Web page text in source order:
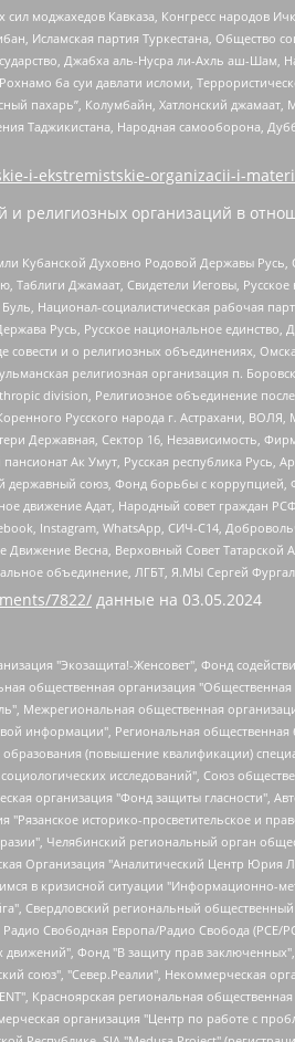
моджахедов Кавказа, Конгресс народов
Исламская партия Туркестана,
Джабха аль-Нусра ли-Ахль аш-
ба суи давлати исломи,
пахарь”, Колумбайн, Хатлонский
Таджикистана, Народная самооборона,
i-ekstremistskie-organizacii-i-
религиозных организаций в
Кубанской Духовно Родовой Державы
Таблиги Джамаат, Свидетели Иеговы,
Национал-социалистическая рабочая
Русь, Русское национальное
и о религиозных объединениях,
религиозная организация п.
division, Религиозное объединение
Русского народа г. Астрахани, ВОЛЯ,
Державная, Сектор 16, Независимость,
Ак Умут, Русская республика
союз, Фонд борьбы с
движение Адат, Народный совет граждан
Instagram, WhatsApp, СИЧ-С14,
Весна, Верховный Совет
объединение, ЛГБТ, Я.МЫ Сергей Фургал
7822/ данные на 03.05.2024
устойчивому развитию "Серебряная тайга", Свердловский региональный общественный фонд социальных проектов "Новое время", "Idel.Реалии", Кавказ.Реалии, Крым.Реалии, Телеканал Настоящее Время, Татаро-башкирская служба Радио Свобода (Azatliq Radiosi), Радио Свободная Европа/Радио Свобода (PCE/PC), "Сибирь.Реалии", "Фактограф", Благотворительный фонд помощи осужденным и их семьям, Автономная некоммерческая организация "Институт глобализации и социальных движений", Фонд "В защиту прав заключенных", Частное учреждение "Центр поддержки и содействия развитию средств массовой информации", Пензенский региональный общественный благотворительный фонд "Гражданский союз", "Север.Реалии", Некоммерческая организация Фонд "Правовая инициатива", Общество с ограниченной ответственностью "Радио Свободная Европа/Радио Свобода", Чешское информационное агентство "MEDIUM-ORIENT", Красноярская региональная общественная организация "Мы против СПИДа", Камалягин Денис Николаевич, Маркелов Сергей Евгеньевич, Пономарев Лев Александрович, Савицкая Людмила Алексеевна, Автономная некоммерческая организация "Центр по работе с проблемой насилия "НАСИЛИЮ.НЕТ", Межрегиональный профессиональный союз работников здравоохранения "Альянс врачей", Юридическое лицо, зарегистрированное в Латвийской Республике, SIA "Medusa Project" (регистрационный номер 40103797863, дата регистрации 10.06.2014), Некоммерческая организация "Фонд по борьбе с коррупцией", Автономная некоммерческая организация "Институт права и публичной политики", Баданин Роман Сергеевич, Гликин Максим Александрович, Железнова Мария Михайловна, Лукьянова Юлия Сергеевна, Маетная Елизавета Витальевна, Маняхин Петр Борисович, Чуракова Ольга Владимировна, Ярош Юлия Петровна, Юридическое лицо "The Insider SIA", зарегистрированное в Риге, Латвийская Республика (дата регистрации 26.06.2015), являющееся администратором доменного имени интернет-издания "The Insider SIA", https://theins.ru,